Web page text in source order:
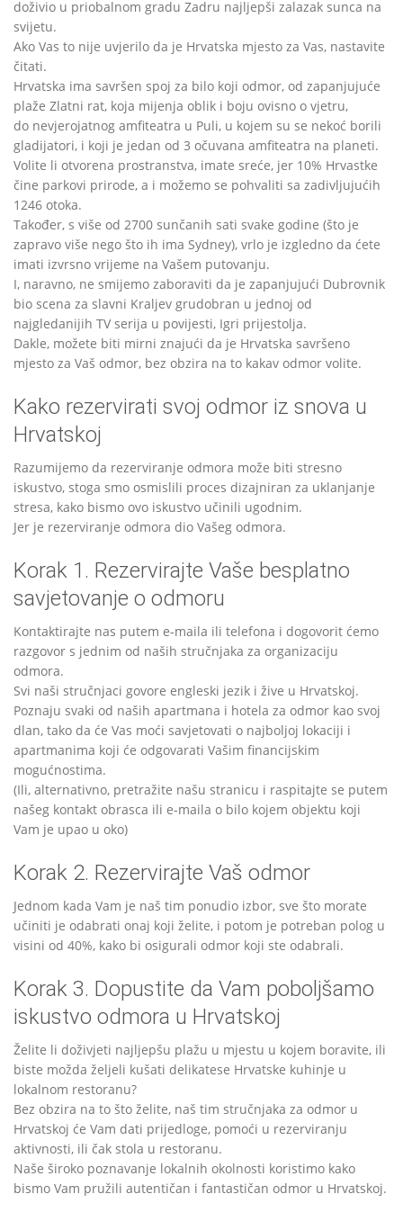
doživio u priobalnom gradu Zadru najljepši zalazak sunca na
svijetu.
Ako Vas to nije uvjerilo da je Hrvatska mjesto za Vas, nastavite
čitati.
Hrvatska ima savršen spoj za bilo koji odmor, od zapanjujuće
plaže Zlatni rat, koja mijenja oblik i boju ovisno o vjetru,
do nevjerojatnog amfiteatra u Puli, u kojem su se nekoć borili
gladijatori, i koji je jedan od 3 očuvana amfiteatra na planeti.
Volite li otvorena prostranstva, imate sreće, jer 10% Hrvastke
čine parkovi prirode, a i možemo se pohvaliti sa zadivljujućih
1246 otoka.
Također, s više od 2700 sunčanih sati svake godine (što je
zapravo više nego što ih ima Sydney), vrlo je izgledno da ćete
imati izvrsno vrijeme na Vašem putovanju.
I, naravno, ne smijemo zaboraviti da je zapanjujući Dubrovnik
bio scena za slavni Kraljev grudobran u jednoj od
najgledanijih TV serija u povijesti, Igri prijestolja.
Dakle, možete biti mirni znajući da je Hrvatska savršeno
mjesto za Vaš odmor, bez obzira na to kakav odmor volite.
Kako rezervirati svoj odmor iz snova u
Hrvatskoj
Razumijemo da rezerviranje odmora može biti stresno
iskustvo, stoga smo osmislili proces dizajniran za uklanjanje
stresa, kako bismo ovo iskustvo učinili ugodnim.
Jer je rezerviranje odmora dio Vašeg odmora.
Korak 1. Rezervirajte Vaše besplatno
savjetovanje o odmoru
Kontaktirajte nas putem e-maila ili telefona i dogovorit ćemo
razgovor s jednim od naših stručnjaka za organizaciju
odmora.
Svi naši stručnjaci govore engleski jezik i žive u Hrvatskoj.
Poznaju svaki od naših apartmana i hotela za odmor kao svoj
dlan, tako da će Vas moći savjetovati o najboljoj lokaciji i
apartmanima koji će odgovarati Vašim financijskim
mogućnostima.
(Ili, alternativno, pretražite našu stranicu i raspitajte se putem
našeg kontakt obrasca ili e-maila o bilo kojem objektu koji
Vam je upao u oko)
Korak 2. Rezervirajte Vaš odmor
Jednom kada Vam je naš tim ponudio izbor, sve što morate
učiniti je odabrati onaj koji želite, i potom je potreban polog u
visini od 40%, kako bi osigurali odmor koji ste odabrali.
Korak 3. Dopustite da Vam poboljšamo
iskustvo odmora u Hrvatskoj
Želite li doživjeti najljepšu plažu u mjestu u kojem boravite, ili
biste možda željeli kušati delikatese Hrvatske kuhinje u
lokalnom restoranu?
Bez obzira na to što želite, naš tim stručnjaka za odmor u
Hrvatskoj će Vam dati prijedloge, pomoći u rezerviranju
aktivnosti, ili čak stola u restoranu.
Naše široko poznavanje lokalnih okolnosti koristimo kako
bismo Vam pružili autentičan i fantastičan odmor u Hrvatskoj.